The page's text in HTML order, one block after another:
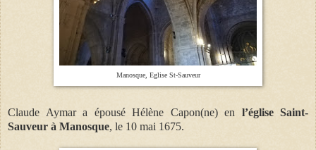
Manosque, Eglise St-Sauveur
Claude Aymar a épousé Hélène Capon(ne) en l’église Saint-
Sauveur à Manosque, le 10 mai 1675.